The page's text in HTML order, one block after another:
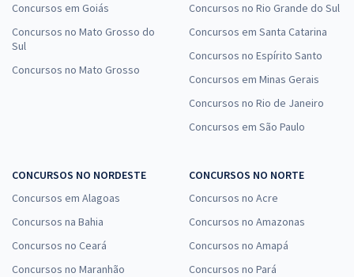
Concursos em Goiás
Concursos no Mato Grosso do
Sul
Concursos no Mato Grosso
Concursos no Rio Grande do Sul
Concursos em Santa Catarina
Concursos no Espírito Santo
Concursos em Minas Gerais
Concursos no Rio de Janeiro
Concursos em São Paulo
CONCURSOS NO NORDESTE
Concursos em Alagoas
Concursos na Bahia
Concursos no Ceará
Concursos no Maranhão
CONCURSOS NO NORTE
Concursos no Acre
Concursos no Amazonas
Concursos no Amapá
Concursos no Pará